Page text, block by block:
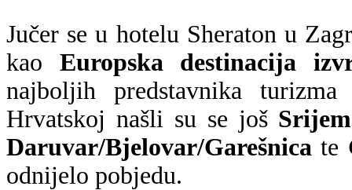
Jučer se u hotelu Sheraton u
kao Europska destinacija
najboljih predstavnika
Hrvatskoj našli su se još
Daruvar/Bjelovar/Garešnica te
odnijelo pobjedu.